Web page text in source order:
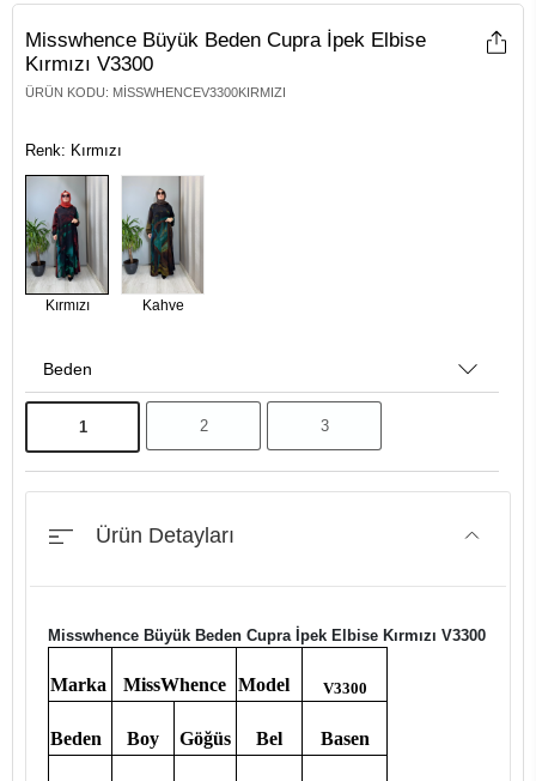
Misswhence Büyük Beden Cupra İpek Elbise
Kırmızı V3300
ÜRÜN KODU: MISSWHENCEV3300KIRMIZI
Renk: Kırmızı
Kırmızı Kahve
Beden
1 2 3
Ürün Detayları
Misswhence Büyük Beden Cupra İpek Elbise Kırmızı V3300
Marka MissWhence Model V3300
Beden Boy Göğüs Bel Basen